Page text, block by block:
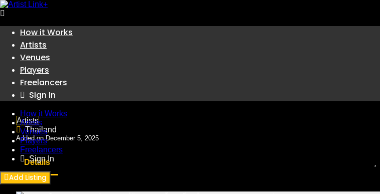
Skip
content
How it Works
Artists
Venues
Players
Freelancers
Sign In
How it Works
Artists
Venues
Players
Freelancers
Sign In
Add Listing
Artists
~ดูหนังใหม่ฟรี‼️ » "5 คืนสยองที่ร้านเฟรดดี้ 2" เต็มเรื่อง
(หนังHD) ดูหนังฟรี
Artists
Thailand
Added on December 5, 2025
Details